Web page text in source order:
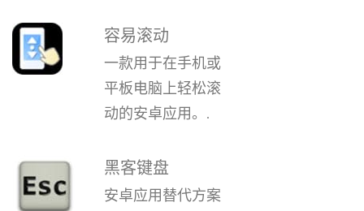
容易滚动
一款用于在手机或
平板电脑上轻松滚
动的安卓应用。.
黑客键盘
安卓应用替代方案